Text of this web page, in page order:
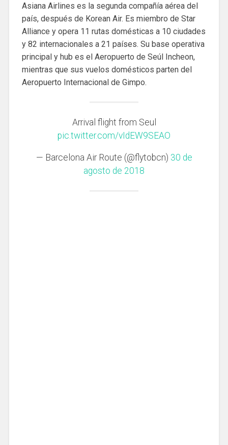
Asiana Airlines es la segunda compañía aérea del
país, después de Korean Air. Es miembro de Star
Alliance y opera 11 rutas domésticas a 10 ciudades
y 82 internacionales a 21 países. Su base operativa
principal y hub es el Aeropuerto de Seúl Incheon,
mientras que sus vuelos domésticos parten del
Aeropuerto Internacional de Gimpo.
Arrival flight from Seul
pic.twitter.com/vIdEW9SEAO
— Barcelona Air Route (@flytobcn) 30 de
agosto de 2018